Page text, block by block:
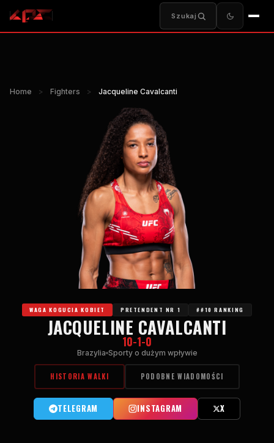
Szukaj
Home > Fighters > Jacqueline Cavalcanti
WAGA KOGUCIA KOBIET PRETENDENT NR 1 ##10 RANKING
JACQUELINE CAVALCANTI
10-1-0
Brazylia Sporty o dużym wpływie
HISTORIA WALKI PODOBNE WIADOMOŚCI
TELEGRAM INSTAGRAM X